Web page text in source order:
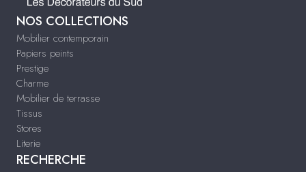
NOS COLLECTIONS
Mobilier contemporain
Papiers peints
Prestige
Charme
Mobilier de terrasse
Tissus
Stores
Literie
RECHERCHE